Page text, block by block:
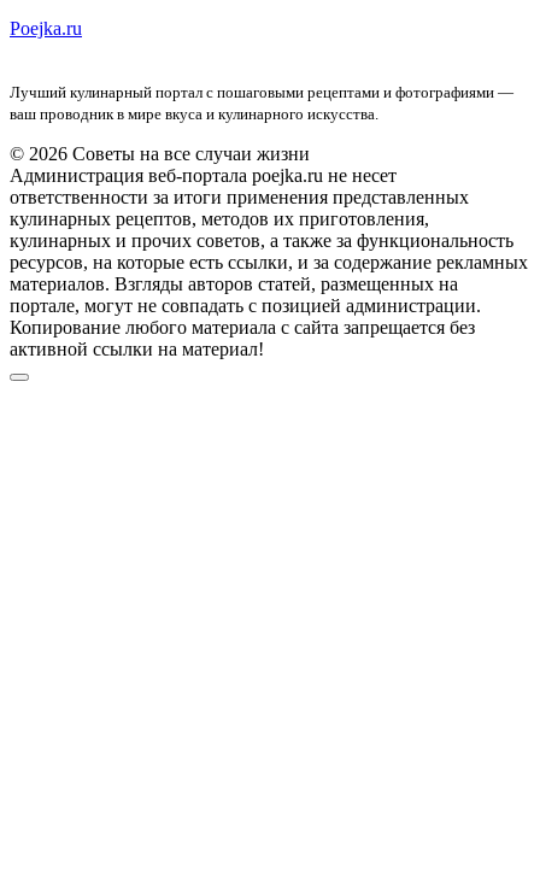
Poejka.ru
Лучший кулинарный портал с пошаговыми рецептами и фотографиями —
ваш проводник в мире вкуса и кулинарного искусства.
© 2026 Советы на все случаи жизни
Администрация веб-портала poejka.ru не несет
ответственности за итоги применения представленных
кулинарных рецептов, методов их приготовления,
кулинарных и прочих советов, а также за функциональность
ресурсов, на которые есть ссылки, и за содержание рекламных
материалов. Взгляды авторов статей, размещенных на
портале, могут не совпадать с позицией администрации.
Копирование любого материала с сайта запрещается без
активной ссылки на материал!